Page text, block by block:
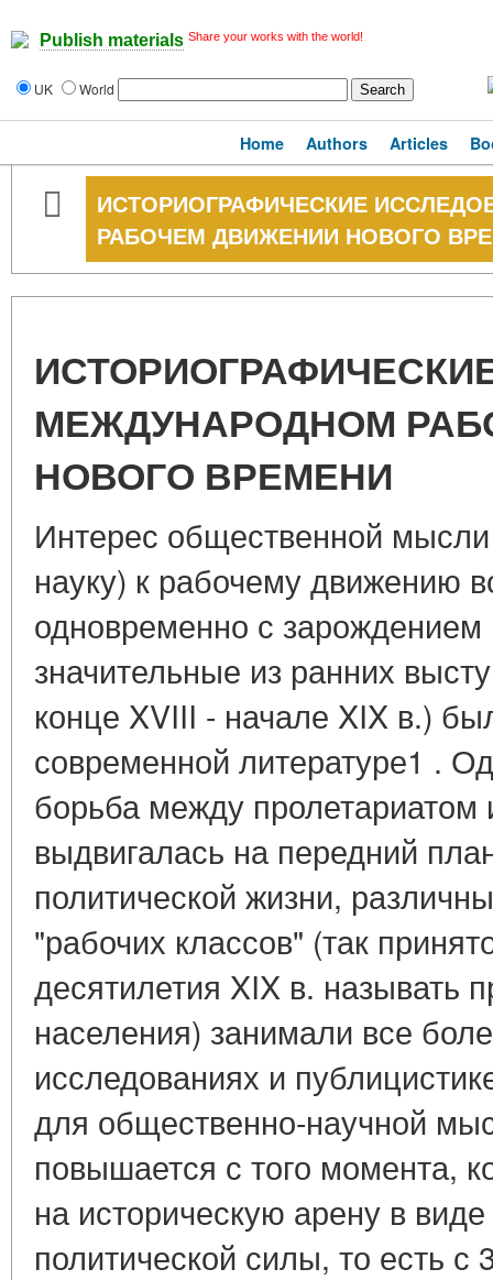
Publish materials Share your works with the world!
UK World
Home Authors Articles
ИСТОРИОГРАФИЧЕСКИЕ
РАБОЧЕМ ДВИЖЕНИИ НОВОГО
МЕЖДУНАРОДНОМ
НОВОГО ВРЕМЕНИ
Интерес общественной
науку) к рабочему движению
одновременно с
значительные из ранних
конце XVIII - начале XIX в.)
современной литературе1 .
борьба между пролетариатом
выдвигалась на передний
политической жизни,
"рабочих классов" (так
десятилетия XIX в. называть
населения) занимали все
исследованиях и
для общественно-научной
повышается с того момента,
на историческую арену в
политической силы, то есть с